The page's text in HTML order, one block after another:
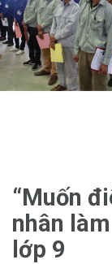
“Muốn
nhân
lớp 9